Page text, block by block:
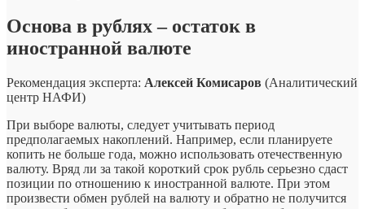
Основа в рублях – остаток в
иностранной валюте
Рекомендация эксперта: Алексей Комисаров (Аналитический
центр НАФИ)
При выборе валюты, следует учитывать период
предполагаемых накоплений. Например, если планируете
копить не больше года, можно использовать отечественную
валюту. Вряд ли за такой короткий срок рубль серьезно сдаст
позиции по отношению к иностранной валюте. При этом
произвести обмен рублей на валюту и обратно не получится